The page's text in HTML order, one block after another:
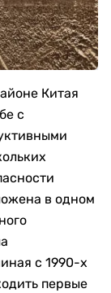
Китая
с
в одном
с 1990-х
первые